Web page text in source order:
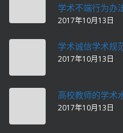
学术不端行为办
2017年10月13日
学术诚信学术规
2017年10月13日
高校教师的学术
2017年10月13日